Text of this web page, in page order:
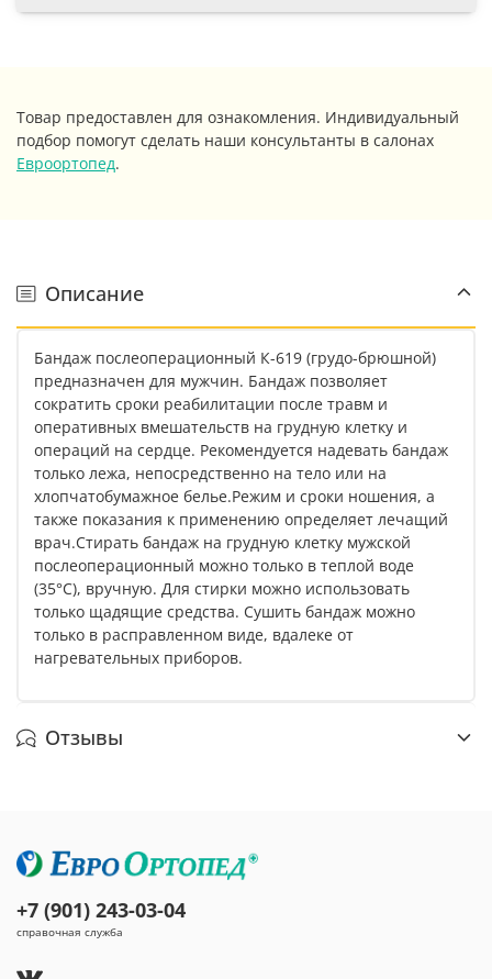
Товар предоставлен для ознакомления. Индивидуальный
подбор помогут сделать наши консультанты в салонах
Евроортопед.
Описание
Бандаж послеоперационный К-619 (грудо-брюшной)
предназначен для мужчин. Бандаж позволяет
сократить сроки реабилитации после травм и
оперативных вмешательств на грудную клетку и
операций на сердце. Рекомендуется надевать бандаж
только лежа, непосредственно на тело или на
хлопчатобумажное белье.Режим и сроки ношения, а
также показания к применению определяет лечащий
врач.Стирать бандаж на грудную клетку мужской
послеоперационный можно только в теплой воде
(35°С), вручную. Для стирки можно использовать
только щадящие средства. Сушить бандаж можно
только в расправленном виде, вдалеке от
нагревательных приборов.
Отзывы
+7 (901) 243-03-04
справочная служба